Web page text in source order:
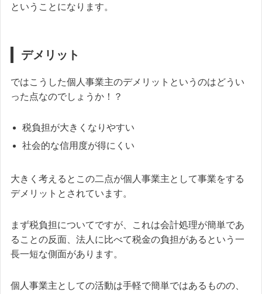
ということになります。
デメリット
ではこうした個人事業主のデメリットというのはどうい
った点なのでしょうか！？
税負担が大きくなりやすい
社会的な信用度が得にくい
大きく考えるとこの二点が個人事業主として事業をする
デメリットとされています。
まず税負担についてですが、これは会計処理が簡単であ
ることの反面、法人に比べて税金の負担があるという一
長一短な側面があります。
個人事業主としての活動は手軽で簡単ではあるものの、